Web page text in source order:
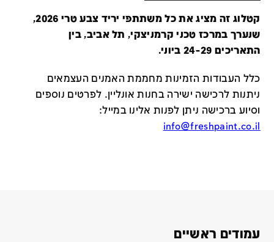
קטלוג זה מציג את כל משתתפי יריד צבע טרי 2026,
שנערך במרכז טכני קרמניצקי, תל אביב, בין
התאריכים 24-29 ביוני.
כלל העבודות הזמינות מחממת האמנים העצמאים
ניתנות לרכישה ישירה בחנות אונליין. לפרטים נוספים
וסיוע ברכישה ניתן לפנות אלינו במייל:
info@freshpaint.co.il
עמודים ראשיים